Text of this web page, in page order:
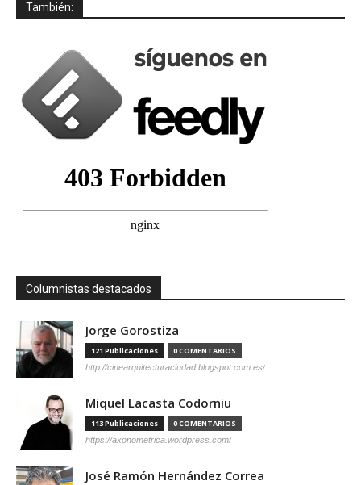
También:
Columnistas destacados
Jorge Gorostiza
121 Publicaciones 0 COMENTARIOS
http://cinearquitecturaciudad.blogspot.com.es/
Miquel Lacasta Codorniu
113 Publicaciones 0 COMENTARIOS
https://axonometrica.wordpress.com/
José Ramón Hernández Correa